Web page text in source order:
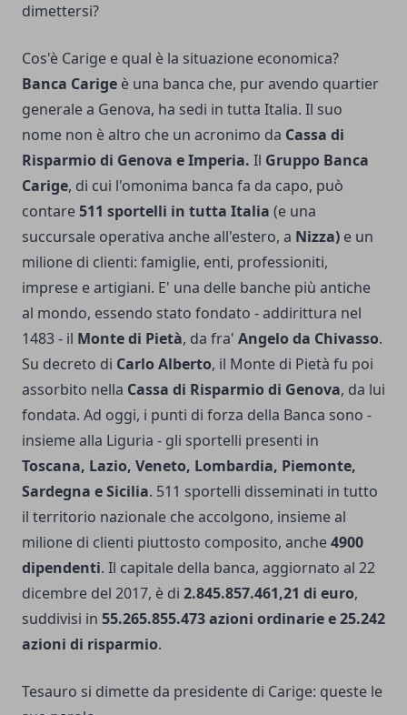
dimettersi?
Cos'è Carige e qual è la situazione economica?
Banca Carige è una banca che, pur avendo quartier
generale a Genova, ha sedi in tutta Italia. Il suo
nome non è altro che un acronimo da Cassa di
Risparmio di Genova e Imperia. Il Gruppo Banca
Carige, di cui l'omonima banca fa da capo, può
contare511 sportelli in tutta Italia (e una
succursale operativa anche all'estero, a Nizza) e un
milione di clienti: famiglie, enti, professioniti,
imprese e artigiani. E' una delle banche più antiche
al mondo, essendo stato fondato - addirittura nel
1483 - il Monte di Pietà, da fra' Angelo da Chivasso.
Su decreto di Carlo Alberto, il Monte di Pietà fu poi
assorbito nella Cassa di Risparmio di Genova, da lui
fondata. Ad oggi, i punti di forza della Banca sono -
insieme alla Liguria - gli sportelli presenti in
Toscana, Lazio, Veneto, Lombardia, Piemonte,
Sardegna e Sicilia. 511 sportelli disseminati in tutto
il territorio nazionale che accolgono, insieme al
milione di clienti piuttosto composito, anche4900
dipendenti. Il capitale della banca, aggiornato al 22
dicembre del 2017, è di 2.845.857.461,21 di euro,
suddivisi in 55.265.855.473 azioni ordinarie e 25.242
azioni di risparmio.
Tesauro si dimette da presidente di Carige: queste le